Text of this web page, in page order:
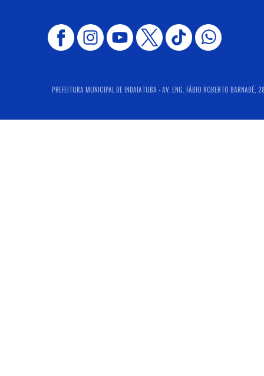
PREFEITURA MUNICIPAL DE INDAIATUBA - AV. ENG. FÁBIO ROBERTO